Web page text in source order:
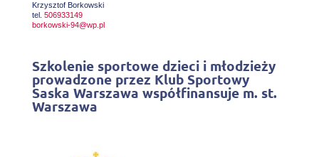
Krzysztof Borkowski
tel. 506933149
borkowski-94@wp.pl
Szkolenie sportowe dzieci i młodzieży
prowadzone przez Klub Sportowy
Saska Warszawa współfinansuje m. st.
Warszawa